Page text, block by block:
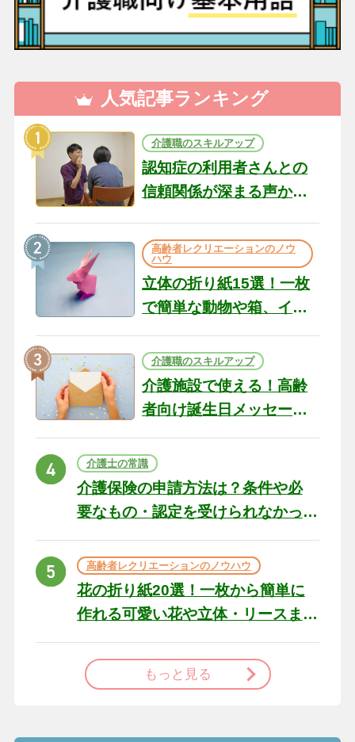
人気記事ランキング
介護職のスキルアップ
認知症の利用者さんとの
信頼関係が深まる声かけ
の現場から（22）
高齢者レクリエーションのノウ
ハウ
立体の折り紙15選！一枚
で簡単な動物や箱、イン
介護職のスキルアップ
介護施設で使える！高齢
者向け誕生日メッセージ
ト
介護士の常識
介護保険の申請方法は？条件や必
要なもの・認定を受けられなかっ
高齢者レクリエーションのノウハウ
花の折り紙20選！一枚から簡単に
作れる可愛い花や立体・リースま
もっと見る